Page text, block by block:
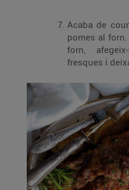
Acaba de
pomes al forn. Quan hagis
forn,